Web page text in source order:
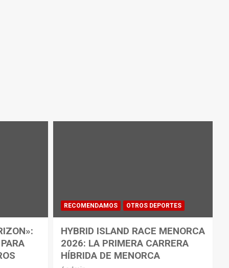
RECOMENDAMOS OTROS DEPORTES
HYBRID ISLAND RACE MENORCA
2026: LA PRIMERA CARRERA
HÍBRIDA DE MENORCA